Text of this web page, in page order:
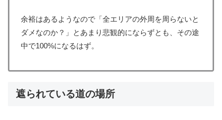
余裕はあるようなので「全エリアの外周を周らないと
ダメなのか？」とあまり悲観的にならずとも、その途
中で100%になるはず。
遮られている道の場所